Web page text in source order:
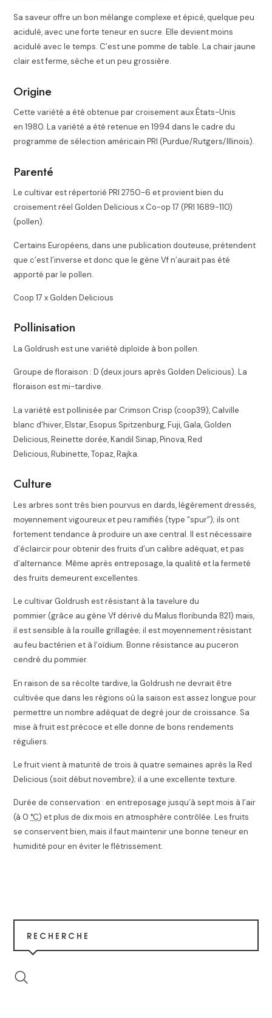
Sa saveur offre un bon mélange complexe et épicé, quelque peu
acidulé, avec une forte teneur en sucre. Elle devient moins
acidulé avec le temps. C’est une pomme de table. La chair jaune
clair est ferme, sèche et un peu grossière.
Origine
Cette variété a été obtenue par croisement aux États-Unis
en 1980. La variété a été retenue en 1994 dans le cadre du
programme de sélection américain PRI (Purdue/Rutgers/Illinois).
Parenté
Le cultivar est répertorié PRI 2750-6 et provient bien du
croisement réel Golden Delicious x Co-op 17 (PRI 1689-110)
(pollen).
Certains Européens, dans une publication douteuse, prétendent
que c’est l’inverse et donc que le gène Vf n’aurait pas été
apporté par le pollen.
Coop 17 x Golden Delicious
Pollinisation
La Goldrush est une variété diploïde à bon pollen.
Groupe de floraison : D (deux jours après Golden Delicious). La
floraison est mi-tardive.
La variété est pollinisée par Crimson Crisp (coop39), Calville
blanc d’hiver, Elstar, Esopus Spitzenburg, Fuji, Gala, Golden
Delicious, Reinette dorée, Kandil Sinap, Pinova, Red
Delicious, Rubinette, Topaz, Rajka.
Culture
Les arbres sont très bien pourvus en dards, légèrement dressés,
moyennement vigoureux et peu ramifiés (type “spur”); ils ont
fortement tendance à produire un axe central. Il est nécessaire
d’éclaircir pour obtenir des fruits d’un calibre adéquat, et pas
d’alternance. Même après entreposage, la qualité et la fermeté
des fruits demeurent excellentes.
Le cultivar Goldrush est résistant à la tavelure du
pommier (grâce au gène Vf dérivé du Malus floribunda 821) mais,
il est sensible à la rouille grillagée; il est moyennement résistant
au feu bactérien et à l’oïdium. Bonne résistance au puceron
cendré du pommier.
En raison de sa récolte tardive, la Goldrush ne devrait être
cultivée que dans les régions où la saison est assez longue pour
permettre un nombre adéquat de degré jour de croissance. Sa
mise à fruit est précoce et elle donne de bons rendements
réguliers.
Le fruit vient à maturité de trois à quatre semaines après la Red
Delicious (soit début novembre); il a une excellente texture.
Durée de conservation : en entreposage jusqu’à sept mois à l’air
(à 0 °C) et plus de dix mois en atmosphère contrôlée. Les fruits
se conservent bien, mais il faut maintenir une bonne teneur en
humidité pour en éviter le flétrissement.
RECHERCHE